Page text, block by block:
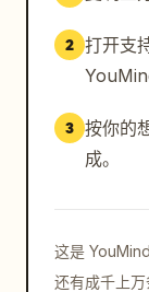
2 打开支
3 按你的
成。
这是
还有成千上万